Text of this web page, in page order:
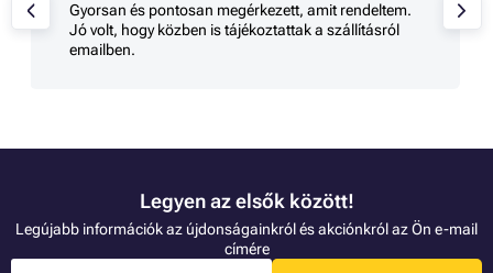
Gyorsan és pontosan megérkezett, amit rendeltem.
Jó volt, hogy közben is tájékoztattak a szállításról
emailben.
Legyen az elsők között!
Legújabb információk az újdonságainkról és akciónkról az Ön e-mail
címére